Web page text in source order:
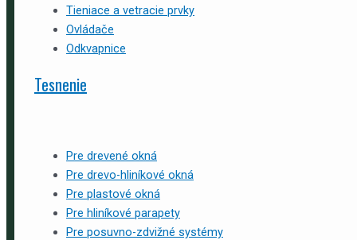
Tieniace a vetracie prvky
Ovládače
Odkvapnice
Tesnenie
Pre drevené okná
Pre drevo-hliníkové okná
Pre plastové okná
Pre hliníkové parapety
Pre posuvno-zdvižné systémy